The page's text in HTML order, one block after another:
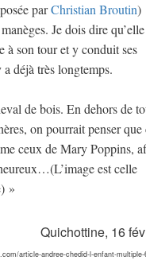
parChristian Broutin)
Je dois dire qu’elle
à son tour et y conduit ses
déjà très longtemps.
de bois. En dehors de
on pourrait penser que
ceux de Mary Poppins,
est celle
»
Quichottine, 16
article-andree-chedid-l-enfant-